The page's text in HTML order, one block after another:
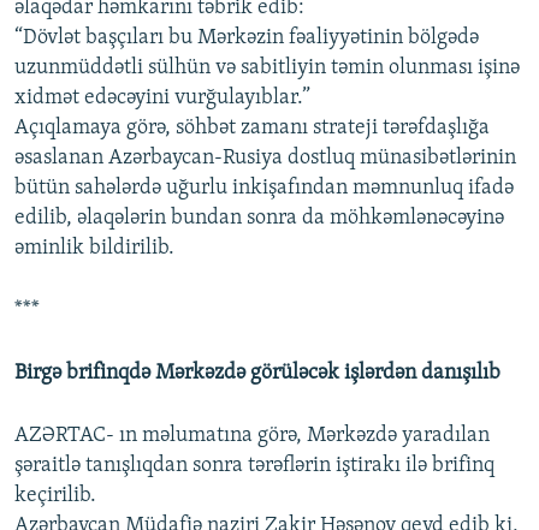
əlaqədar həmkarını təbrik edib:
“Dövlət başçıları bu Mərkəzin fəaliyyətinin bölgədə
uzunmüddətli sülhün və sabitliyin təmin olunması işinə
xidmət edəcəyini vurğulayıblar.”
Açıqlamaya görə, söhbət zamanı strateji tərəfdaşlığa
əsaslanan Azərbaycan-Rusiya dostluq münasibətlərinin
bütün sahələrdə uğurlu inkişafından məmnunluq ifadə
edilib, əlaqələrin bundan sonra da möhkəmlənəcəyinə
əminlik bildirilib.
***
Birgə brifinqdə Mərkəzdə görüləcək işlərdən danışılıb
AZƏRTAC- ın məlumatına görə, Mərkəzdə yaradılan
şəraitlə tanışlıqdan sonra tərəflərin iştirakı ilə brifinq
keçirilib.